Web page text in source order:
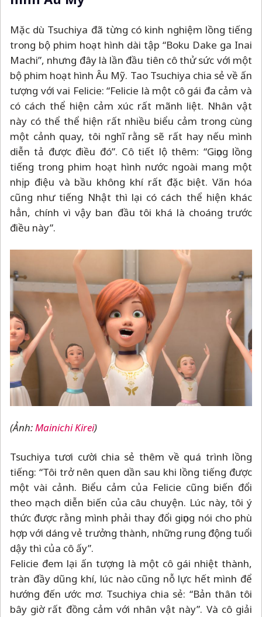
Mặc dù Tsuchiya đã từng có kinh nghiệm lồng tiếng
trong bộ phim hoạt hình dài tập “Boku Dake ga Inai
Machi”, nhưng đây là lần đầu tiên cô thử sức với một
bộ phim hoạt hình Âu Mỹ. Tao Tsuchiya chia sẻ về ấn
tượng với vai Felicie: “Felicie là một cô gái đa cảm và
có cách thể hiện cảm xúc rất mãnh liệt. Nhân vật
này có thể thể hiện rất nhiều biểu cảm trong cùng
một cảnh quay, tôi nghĩ rằng sẽ rất hay nếu mình
diễn tả được điều đó”. Cô tiết lộ thêm: “Giọng lồng
tiếng trong phim hoạt hình nước ngoài mang một
nhịp điệu và bầu không khí rất đặc biệt. Văn hóa
cũng như tiếng Nhật thì lại có cách thể hiện khác
hẳn, chính vì vậy ban đầu tôi khá là choáng trước
điều này”.
(Ảnh:Mainichi Kirei)
Tsuchiya tươi cười chia sẻ thêm về quá trình lồng
tiếng: “Tôi trở nên quen dần sau khi lồng tiếng được
một vài cảnh. Biểu cảm của Felicie cũng biến đổi
theo mạch diễn biến của câu chuyện. Lúc này, tôi ý
thức được rằng mình phải thay đổi giọng nói cho phù
hợp với dáng vẻ trưởng thành, những rung động tuổi
dậy thì của cô ấy”.
Felicie đem lại ấn tượng là một cô gái nhiệt thành,
tràn đầy dũng khí, lúc nào cũng nỗ lực hết mình để
hướng đến ước mơ. Tsuchiya chia sẻ: “Bản thân tôi
bây giờ rất đồng cảm với nhân vật này”. Và cô giải